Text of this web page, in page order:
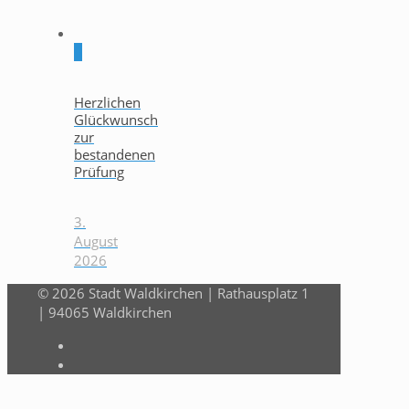
Herzlichen
Glückwunsch
zur
bestandenen
Prüfung
3.
August
2026
© 2026 Stadt Waldkirchen | Rathausplatz 1
| 94065 Waldkirchen